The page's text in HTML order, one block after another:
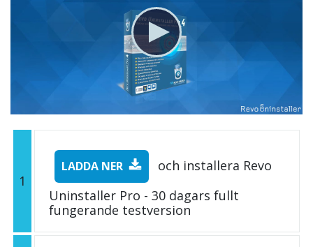
1
LADDA NER
och installera Revo
Uninstaller Pro - 30 dagars fullt
fungerande testversion